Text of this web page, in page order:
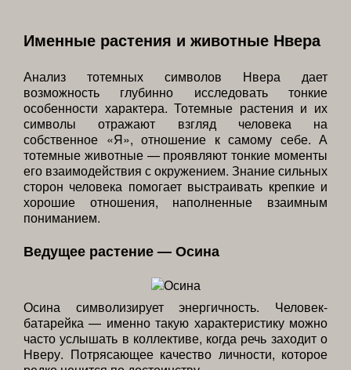
Именные растения и животные Нвера
Анализ тотемных символов Нвера дает
возможность глубинно исследовать тонкие
особенности характера. Тотемные растения и их
символы отражают взгляд человека на
собственное «Я», отношение к самому себе. А
тотемные животные — проявляют тонкие моменты
его взаимодействия с окружением. Знание сильных
сторон человека помогает выстраивать крепкие и
хорошие отношения, наполненные взаимным
пониманием.
Ведущее растение — Осина
Осина символизирует энергичность. Человек-
батарейка — именно такую характеристику можно
часто услышать в коллективе, когда речь заходит о
Нверу. Потрясающее качество личности, которое